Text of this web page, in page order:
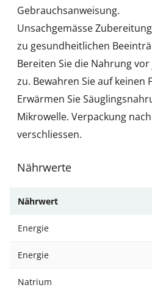
Gebrauchsanweisung.
Unsachgemässe
zu gesundheitlichen
Bereiten Sie die Nahrung
zu. Bewahren Sie auf keinen
Erwärmen Sie
Mikrowelle. Verpackung
verschliessen.
Nährwerte
Nährwert
Energie
Energie
Natrium